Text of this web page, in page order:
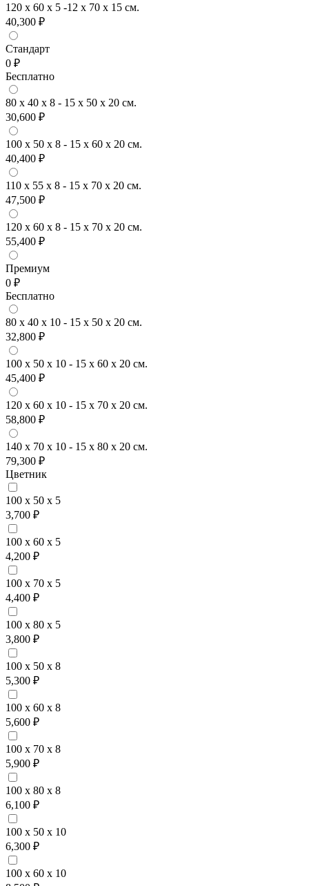
120 x 60 x 5 -12 x 70 x 15 см.
40,300 ₽
Стандарт
0 ₽
Бесплатно
80 x 40 x 8 - 15 x 50 x 20 см.
30,600 ₽
100 x 50 x 8 - 15 x 60 x 20 см.
40,400 ₽
110 x 55 x 8 - 15 x 70 x 20 см.
47,500 ₽
120 x 60 x 8 - 15 x 70 x 20 см.
55,400 ₽
Премиум
0 ₽
Бесплатно
80 x 40 x 10 - 15 x 50 x 20 см.
32,800 ₽
100 x 50 x 10 - 15 x 60 x 20 см.
45,400 ₽
120 x 60 x 10 - 15 x 70 x 20 см.
58,800 ₽
140 x 70 x 10 - 15 x 80 x 20 см.
79,300 ₽
Цветник
100 x 50 x 5
3,700 ₽
100 x 60 x 5
4,200 ₽
100 x 70 x 5
4,400 ₽
100 x 80 x 5
3,800 ₽
100 x 50 x 8
5,300 ₽
100 x 60 x 8
5,600 ₽
100 x 70 x 8
5,900 ₽
100 x 80 x 8
6,100 ₽
100 x 50 x 10
6,300 ₽
100 x 60 x 10